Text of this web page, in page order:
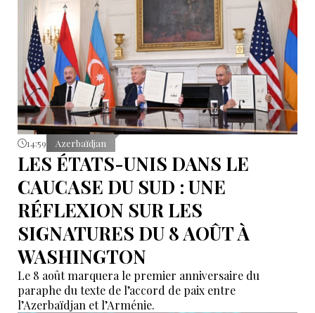
14:59 Azerbaïdjan
LES ÉTATS-UNIS DANS LE
CAUCASE DU SUD : UNE
RÉFLEXION SUR LES
SIGNATURES DU 8 AOÛT À
WASHINGTON
Le 8 août marquera le premier anniversaire du
paraphe du texte de l’accord de paix entre
l’Azerbaïdjan et l’Arménie.